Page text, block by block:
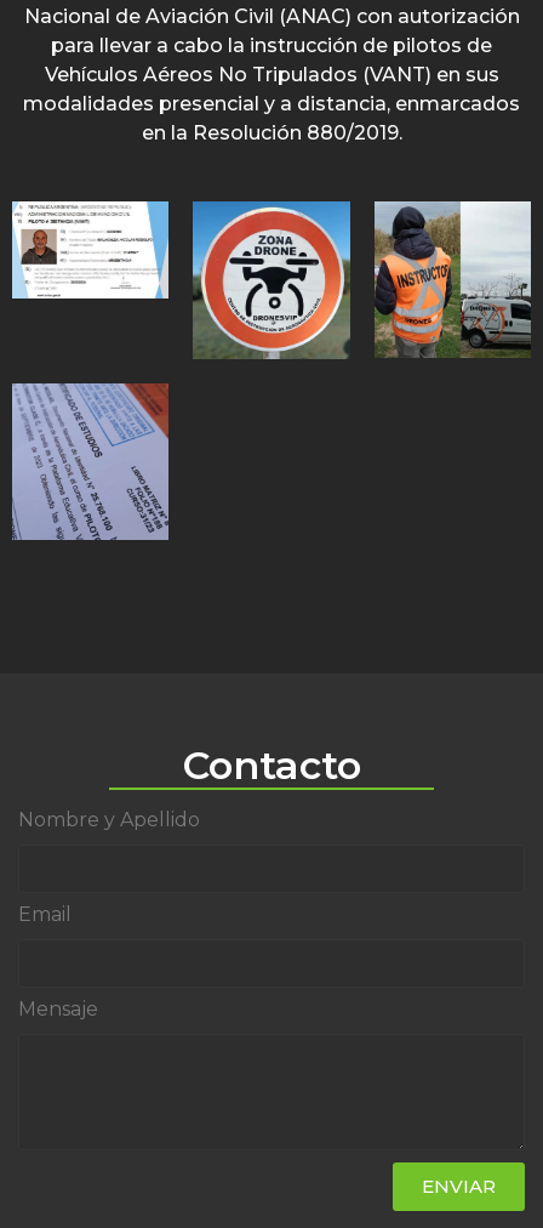
Nacional de Aviación Civil (ANAC) con autorización
para llevar a cabo la instrucción de pilotos de
Vehículos Aéreos No Tripulados (VANT) en sus
modalidades presencial y a distancia, enmarcados
en la Resolución 880/2019.
Contacto
Nombre y Apellido
Email
Mensaje
ENVIAR